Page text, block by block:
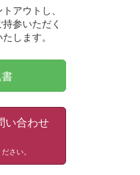
アウトし、
参いただく
します。
い合わせ
さい。